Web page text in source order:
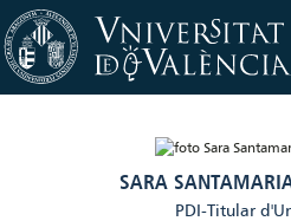
SARA
PDI-Titular